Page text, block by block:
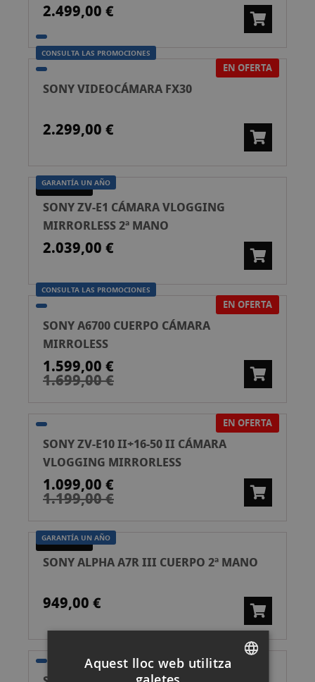
2.499,00 €
CONSULTA LAS PROMOCIONES
EN OFERTA
SONY VIDEOCÁMARA FX30
2.299,00 €
GARANTÍA UN AÑO
SEGONA MÀ
SONY ZV-E1 CÁMARA VLOGGING
MIRRORLESS 2ª MANO
2.039,00 €
CONSULTA LAS PROMOCIONES
EN OFERTA
SONY A6700 CUERPO CÁMARA
MIRROLESS
1.599,00 €
1.699,00 €
EN OFERTA
SONY ZV-E10 II+16-50 II CÁMARA
VLOGGING MIRRORLESS
1.099,00 €
1.199,00 €
GARANTÍA UN AÑO
SEGONA MÀ
SONY ALPHA A7R III CUERPO 2ª MANO
949,00 €
Aquest lloc web utilitza